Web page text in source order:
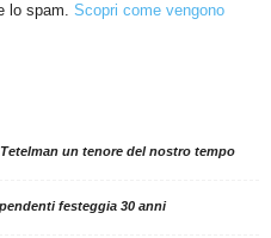
lo spam. Scopri come vengono
un tenore del nostro tempo
festeggia 30 anni